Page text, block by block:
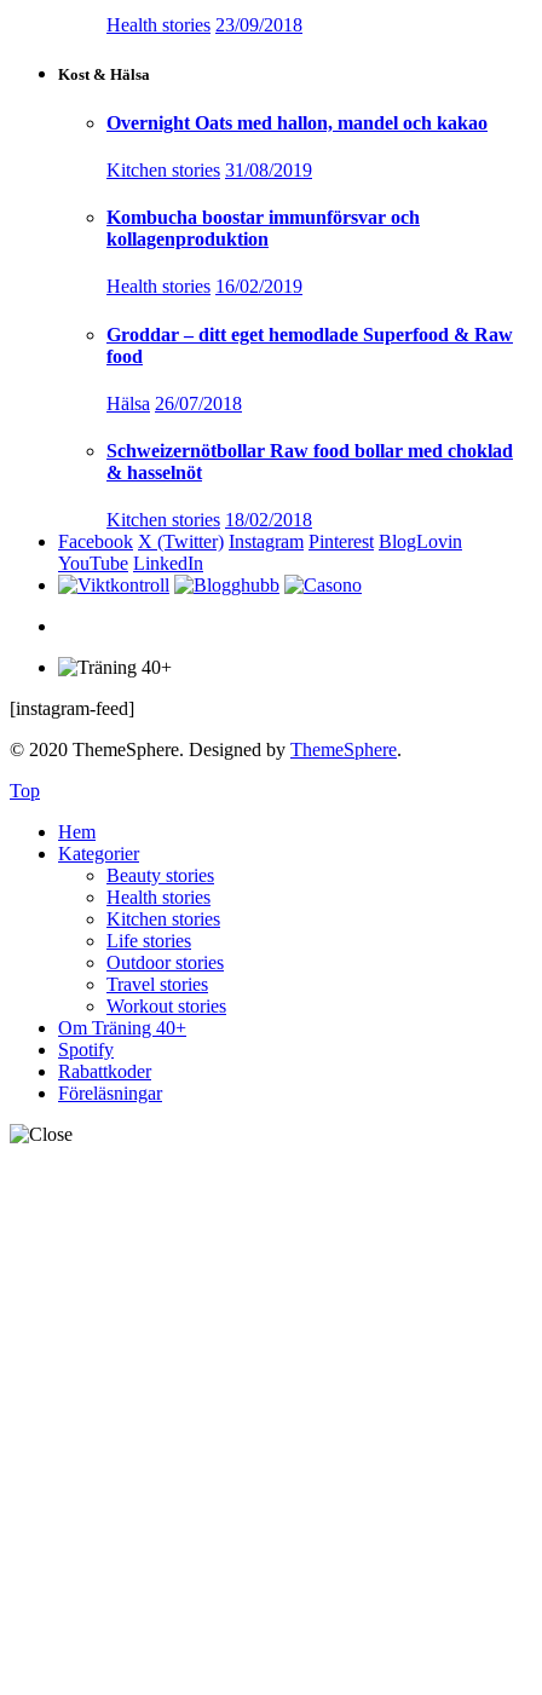
Health stories 23/09/2018
Kost & Hälsa
Overnight Oats med hallon, mandel och kakao
Kitchen stories 31/08/2019
Kombucha boostar immunförsvar och
kollagenproduktion
Health stories 16/02/2019
Groddar – ditt eget hemodlade Superfood & Raw
food
Hälsa 26/07/2018
Schweizernötbollar Raw food bollar med choklad
& hasselnöt
Kitchen stories 18/02/2018
Facebook X (Twitter) Instagram Pinterest BlogLovin
YouTube LinkedIn
[instagram-feed]
© 2020 ThemeSphere. Designed by ThemeSphere.
Top
Hem
Kategorier
Beauty stories
Health stories
Kitchen stories
Life stories
Outdoor stories
Travel stories
Workout stories
Om Träning 40+
Spotify
Rabattkoder
Föreläsningar